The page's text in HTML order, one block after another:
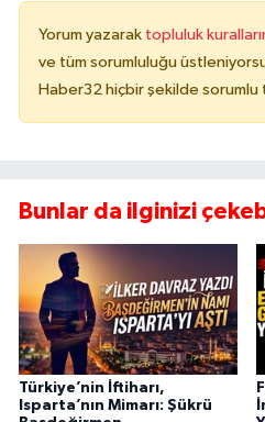
Yorum yazarak topluluk
ve tüm sorumluluğu
Haber32 hiçbir şekilde sorumlu
Bunlar da ilginizi
Türkiye’nin İftiharı,
Isparta’nın Mimarı: Şükrü